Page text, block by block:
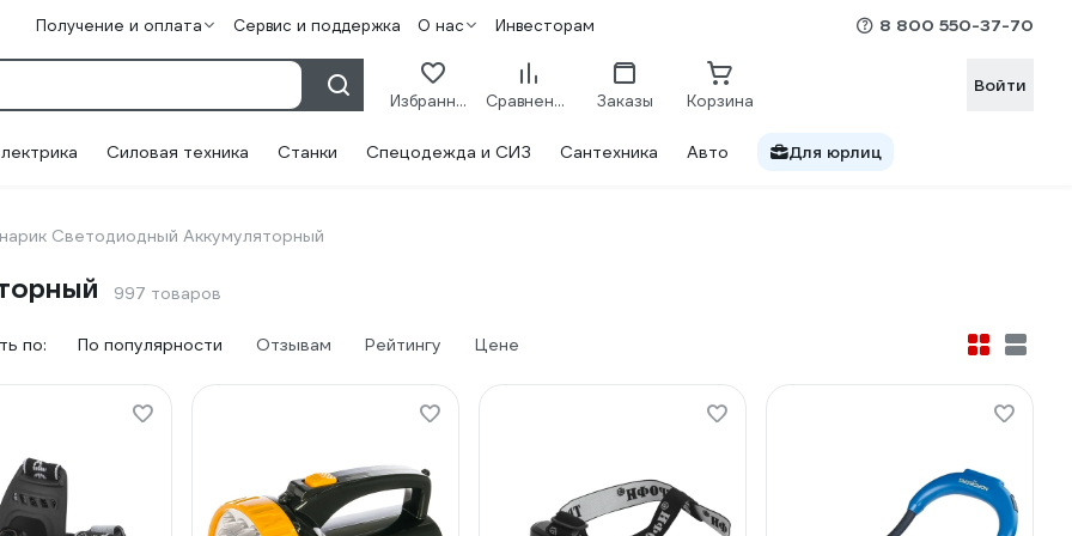
Получение и оплата Сервис и поддержка О нас Инвесторам 8 800 550-37-70
Избранное Сравнение Заказы Корзина
Войти
Силовая техника Станки Спецодежда и СИЗ Сантехника Авто Для юрлиц
Светодиодный Аккумуляторный
997 товаров
по: По популярности Отзывам Рейтингу Цене